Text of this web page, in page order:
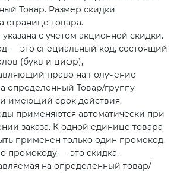
Товар. Размер скидки
странице товара.
с учетом акционной скидки.
— это специальный код, состоящий
(букв и цифр),
право на получение
определенный Товар/группу
имеющий срок действия.
применяются автоматически при
заказа. К одной единице товара
применен только один промокод.
промокоду — это скидка,
на определенный товар/